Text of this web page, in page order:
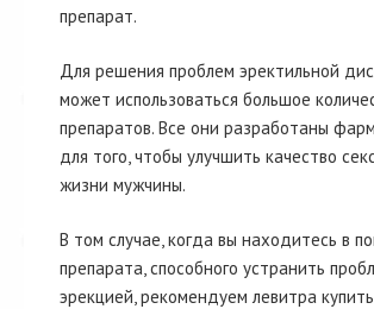
препарат.
Для решения проблем эректильной
может использоваться большое
препаратов. Все они разработаны
для того, чтобы улучшить качество
жизни мужчины.
В том случае, когда вы находитесь в
препарата, способного устранить
эрекцией, рекомендуем левитра